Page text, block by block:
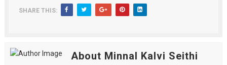
SHARE THIS:
About Minnal Kalvi Seithi